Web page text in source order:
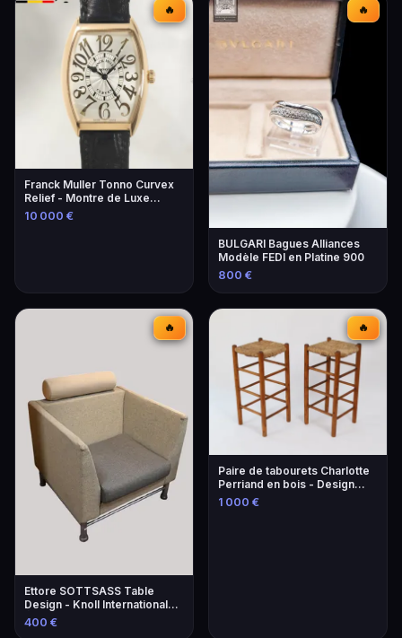
🔥
Franck Muller Tonno Curvex
Relief - Montre de Luxe
Unique
10 000 €
🔥
BULGARI Bagues Alliances
Modèle FEDI en Platine 900
800 €
🔥
Ettore SOTTSASS Table
Design - Knoll International
Éditeur
400 €
🔥
Paire de tabourets Charlotte
Perriand en bois - Design
iconique
1 000 €